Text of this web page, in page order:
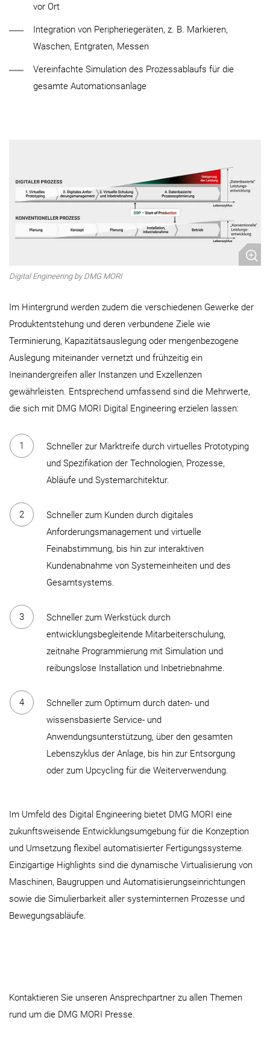
vor Ort
Integration von Peripheriegeräten, z. B. Markieren,
Waschen, Entgraten, Messen
Vereinfachte Simulation des Prozessablaufs für die
gesamte Automationsanlage
Digital Engineering by DMG MORI
Im Hintergrund werden zudem die verschiedenen Gewerke der
Produktentstehung und deren verbundene Ziele wie
Terminierung, Kapazitätsauslegung oder mengenbezogene
Auslegung miteinander vernetzt und frühzeitig ein
Ineinandergreifen aller Instanzen und Exzellenzen
gewährleisten. Entsprechend umfassend sind die Mehrwerte,
die sich mit DMG MORI Digital Engineering erzielen lassen:
Schneller zur Marktreife durch virtuelles Prototyping
und Spezifikation der Technologien, Prozesse,
Abläufe und Systemarchitektur.
Schneller zum Kunden durch digitales
Anforderungsmanagement und virtuelle
Feinabstimmung, bis hin zur interaktiven
Kundenabnahme von Systemeinheiten und des
Gesamtsystems.
Schneller zum Werkstück durch
entwicklungsbegleitende Mitarbeiterschulung,
zeitnahe Programmierung mit Simulation und
reibungslose Installation und Inbetriebnahme.
Schneller zum Optimum durch daten- und
wissensbasierte Service- und
Anwendungsunterstützung, über den gesamten
Lebenszyklus der Anlage, bis hin zur Entsorgung
oder zum Upcycling für die Weiterverwendung.
Im Umfeld des Digital Engineering bietet DMG MORI eine
zukunftsweisende Entwicklungsumgebung für die Konzeption
und Umsetzung flexibel automatisierter Fertigungssysteme.
Einzigartige Highlights sind die dynamische Virtualisierung von
Maschinen, Baugruppen und Automatisierungseinrichtungen
sowie die Simulierbarkeit aller systeminternen Prozesse und
Bewegungsabläufe.
Kontaktieren Sie unseren Ansprechpartner zu allen Themen
rund um die DMG MORI Presse.